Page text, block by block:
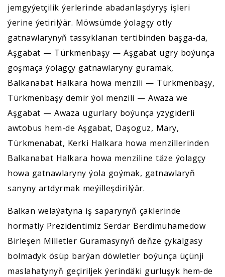
jemgyýetçilik ýerlerinde abadanlaşdyryş işleri
ýerine ýetirilýär. Möwsümde ýolagçy otly
gatnawlarynyň tassyklanan tertibinden başga-da,
Aşgabat — Türkmenbaşy — Aşgabat ugry boýunça
goşmaça ýolagçy gatnawlaryny guramak,
Balkanabat Halkara howa menzili — Türkmenbaşy,
Türkmenbaşy demir ýol menzili — Awaza we
Aşgabat — Awaza ugurlary boýunça yzygiderli
awtobus hem-de Aşgabat, Daşoguz, Mary,
Türkmenabat, Kerki Halkara howa menzillerinden
Balkanabat Halkara howa menziline täze ýolagçy
howa gatnawlaryny ýola goýmak, gatnawlaryň
sanyny artdyrmak meýilleşdirilýär.
Balkan welaýatyna iş saparynyň çäklerinde
hormatly Prezidentimiz Serdar Berdimuhamedow
Birleşen Milletler Guramasynyň deňze çykalgasy
bolmadyk ösüp barýan döwletler boýunça üçünji
maslahatynyň geçiriljek ýerindäki gurluşyk hem-de